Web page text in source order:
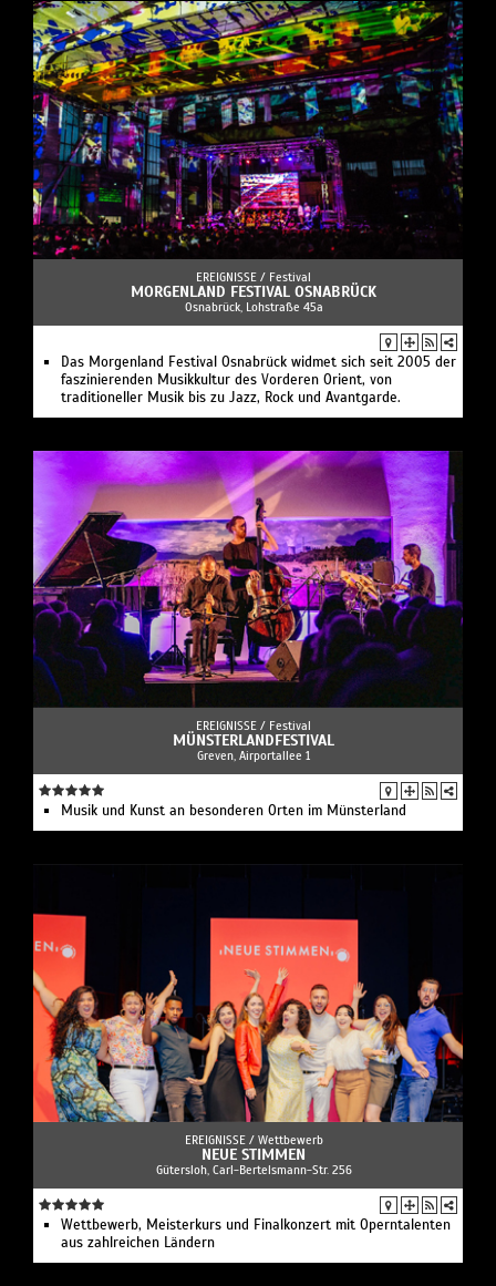
EREIGNISSE / Festival
MORGENLAND FESTIVAL OSNABRÜCK
Osnabrück, Lohstraße 45a
Das Morgenland Festival Osnabrück widmet sich seit 2005 der
faszinierenden Musikkultur des Vorderen Orient, von
traditioneller Musik bis zu Jazz, Rock und Avantgarde.
EREIGNISSE / Festival
MÜNSTERLANDFESTIVAL
Greven, Airportallee 1
Musik und Kunst an besonderen Orten im Münsterland
EREIGNISSE / Wettbewerb
NEUE STIMMEN
Gütersloh, Carl-Bertelsmann-Str. 256
Wettbewerb, Meisterkurs und Finalkonzert mit Operntalenten
aus zahlreichen Ländern